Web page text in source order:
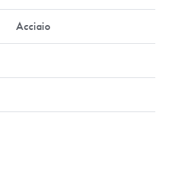
Acciaio